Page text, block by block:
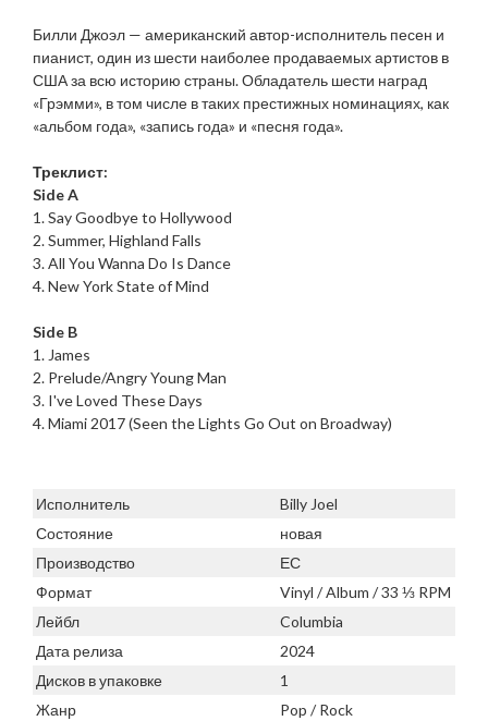
Билли Джоэл — американский автор-исполнитель песен и
пианист, один из шести наиболее продаваемых артистов в
США за всю историю страны. Обладатель шести наград
«Грэмми», в том числе в таких престижных номинациях, как
«альбом года», «запись года» и «песня года».
Треклист:
Side A
1. Say Goodbye to Hollywood
2. Summer, Highland Falls
3. All You Wanna Do Is Dance
4. New York State of Mind
Side B
1. James
2. Prelude/Angry Young Man
3. I've Loved These Days
4. Miami 2017 (Seen the Lights Go Out on Broadway)
Исполнитель
Billy Joel
Состояние
новая
Производство
ЕС
Формат
Vinyl / Album / 33 ⅓ RPM
Лейбл
Columbia
Дата релиза
2024
Дисков в упаковке
1
Жанр
Pop / Rock